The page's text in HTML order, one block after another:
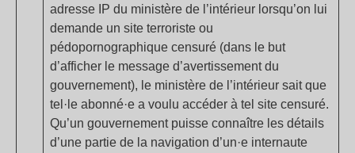
adresse IP du ministère de l’intérieur lorsqu’on lui
demande un site terroriste ou
pédopornographique censuré (dans le but
d’afficher le message d’avertissement du
gouvernement), le ministère de l’intérieur sait que
tel·le abonné·e a voulu accéder à tel site censuré.
Qu’un gouvernement puisse connaître les détails
d’une partie de la navigation d’un·e internaute